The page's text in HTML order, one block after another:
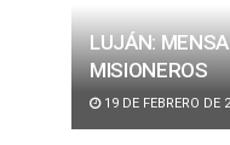
LUJÁN:
MISIONEROS
19 DE FEBRERO DE